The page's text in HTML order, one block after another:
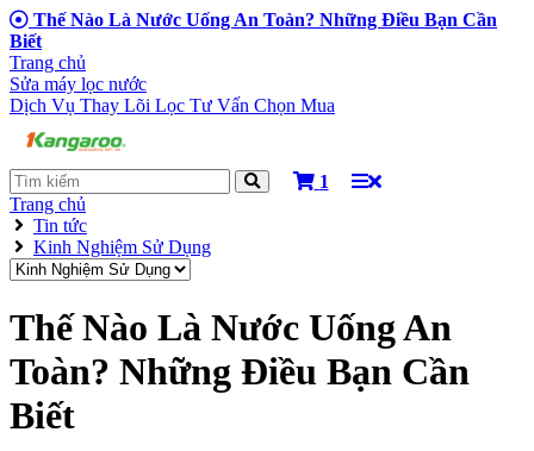
Thế Nào Là Nước Uống An Toàn? Những Điều Bạn Cần
Biết
Trang chủ
Sửa máy lọc nước
Dịch Vụ Thay Lõi Lọc Tư Vấn Chọn Mua
1
Trang chủ
Tin tức
Kinh Nghiệm Sử Dụng
Thế Nào Là Nước Uống An
Toàn? Những Điều Bạn Cần
Biết